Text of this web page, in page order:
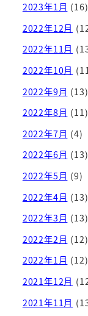
2023年1月 (16)
2022年12月
2022年11月
2022年10月
2022年9月 (13)
2022年8月 (11)
2022年7月 (4)
2022年6月 (13)
2022年5月 (9)
2022年4月 (13)
2022年3月 (13)
2022年2月 (12)
2022年1月 (12)
2021年12月
2021年11月